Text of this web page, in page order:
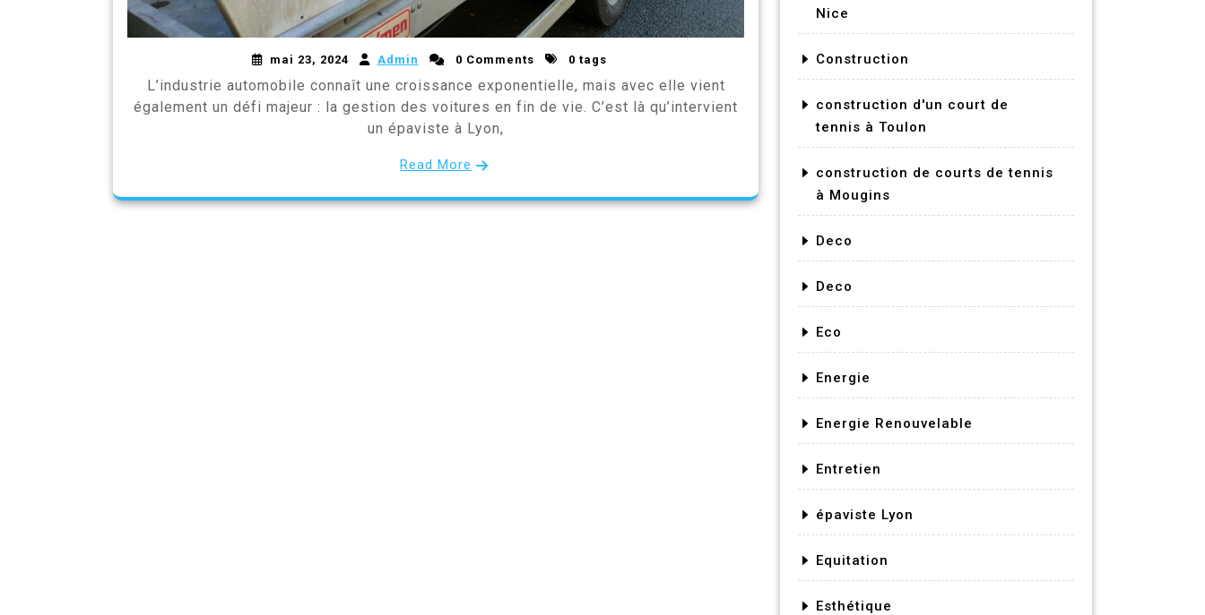
mai 23, 2024 Admin 0 Comments 0 tags
L’industrie automobile connaît une croissance exponentielle, mais avec elle vient
également un défi majeur : la gestion des voitures en fin de vie. C’est là qu’intervient
un épaviste à Lyon,
Read More
Nice
Construction
construction d'un court de
tennis à Toulon
construction de courts de tennis
à Mougins
Deco
Deco
Eco
Energie
Energie Renouvelable
Entretien
épaviste Lyon
Equitation
Esthétique